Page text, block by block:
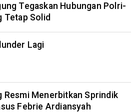
Tegaskan Hubungan Polri-
Tetap Solid
Lagi
Resmi Menerbitkan Sprindik
Febrie Ardiansyah